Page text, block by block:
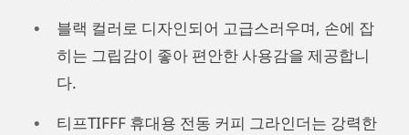
블랙 컬러로 디자인되어 고급스러우며, 손에 잡
히는 그립감이 좋아 편안한 사용감을 제공합니
다.
티프TIFFF 휴대용 전동 커피 그라인더는 강력한